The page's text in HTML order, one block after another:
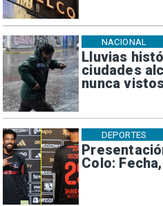
Lluvias
ciudades
nunca
NACIONAL
Colo:
DEPORTES